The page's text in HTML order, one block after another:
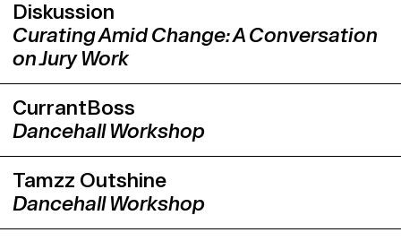
Diskussion
Curating Amid Change: A Conversation
on Jury Work
CurrantBoss
Dancehall Workshop
Tamzz Outshine
Dancehall Workshop